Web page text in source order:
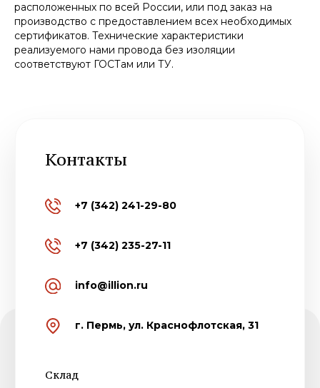
расположенных по всей России, или под заказ на
производство с предоставлением всех необходимых
сертификатов. Технические характеристики
реализуемого нами провода без изоляции
соответствуют ГОСТам или ТУ.